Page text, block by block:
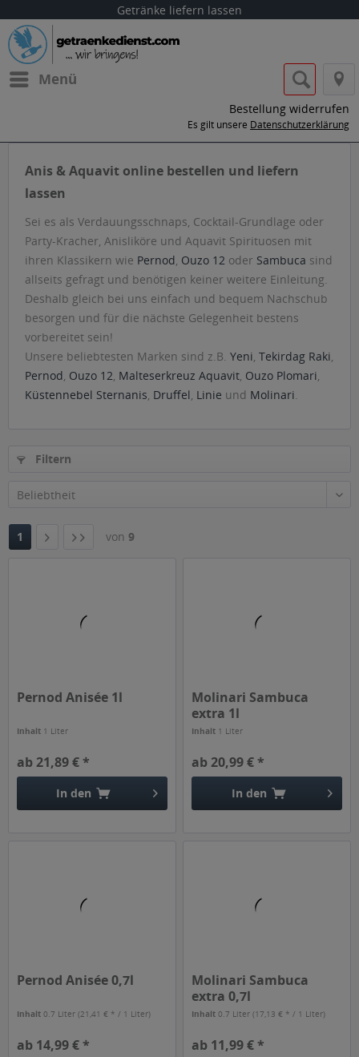
Getränke liefern lassen
Menü
Bestellung widerrufen
Es gilt unsere Datenschutzerklärung
Anis & Aquavit online bestellen und liefern
lassen
Sei es als Verdauungsschnaps, Cocktail-Grundlage oder
Party-Kracher, Anisliköre und Aquavit Spirituosen mit
ihren Klassikern wie Pernod, Ouzo 12 oder Sambuca sind
allseits gefragt und benötigen keiner weitere Einleitung.
Deshalb gleich bei uns einfach und bequem Nachschub
besorgen und für die nächste Gelegenheit bestens
vorbereitet sein!
Unsere beliebtesten Marken sind z.B. Yeni, Tekirdag Raki,
Pernod, Ouzo 12, Malteserkreuz Aquavit, Ouzo Plomari,
Küstennebel Sternanis, Druffel, Linie und Molinari.
Filtern
1 von 9
Pernod Anisée 1l
Inhalt 1 Liter
ab 21,89 € *
In den
Molinari Sambuca
extra 1l
Inhalt 1 Liter
ab 20,99 € *
In den
Pernod Anisée 0,7l
Inhalt0.7 Liter(21,41 € * / 1 Liter)
ab 14,99 € *
Molinari Sambuca
extra 0,7l
Inhalt0.7 Liter(17,13 € * / 1 Liter)
ab 11,99 € *